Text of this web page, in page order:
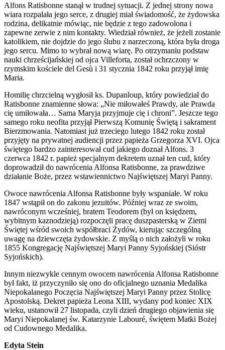
Alfons Ratisbonne stanął w trudnej sytuacji. Z jednej strony nowa
wiara rozpalała jego serce, z drugiej miał świadomość, że żydowska
rodzina, delikatnie mówiąc, nie będzie z tego zadowolona i
zapewne zerwie z nim kontakty. Wiedział również, że jeżeli zostanie
katolikiem, nie dojdzie do jego ślubu z narzeczoną, która była droga
jego sercu. Mimo to wybrał nową wiarę. Po otrzymaniu podstaw
nauki chrześcijańskiej od ojca Villeforta, został ochrzczony w
rzymskim kościele del Gesù i 31 stycznia 1842 roku przyjął imię
Maria.
Homilię chrzcielną wygłosił ks. Dupanloup, który powiedział do
Ratisbonne znamienne słowa: „Nie miłowałeś Prawdy, ale Prawda
cię umiłowała… Sama Maryja przyjmuje cię i chroni”. Jeszcze tego
samego roku neofita przyjął Pierwszą Komunię Świętą i sakrament
Bierzmowania. Natomiast już trzeciego lutego 1842 roku został
przyjęty na prywatnej audiencji przez papieża Grzegorza XVI. Ojca
świętego bardzo zainteresował cud jakiego doznał Alfons. 3
czerwca 1842 r. papież specjalnym dekretem uznał ten cud, który
doprowadził do nawrócenia Alfonsa Ratisbonne, za prawdziwe
działanie Boże, przez wstawiennictwo Najświętszej Maryi Panny.
Owoce nawrócenia Alfonsa Ratisbonne były wspaniałe. W roku
1847 wstąpił on do zakonu jezuitów. Później wraz ze swoim,
nawróconym wcześniej, bratem Teodorem (był on księdzem,
wybitnym kaznodzieją) rozpoczęli pracę duszpasterską w Ziemi
Świętej wśród swoich współbraci Żydów, kierując szczególną
uwagę na dziewczęta żydowskie. Z myślą o nich założyli w roku
1855 Kongregację Najświętszej Maryi Panny Syjońskiej (Sióstr
Syjońskich).
Innym niezwykle cennym owocem nawrócenia Alfonsa Ratisbonne
był fakt, iż przyczyniło się ono do oficjalnego uznania Medalika
Niepokalanego Poczęcia Najświętszej Maryi Panny przez Stolicę
Apostolską. Dekret papieża Leona XIII, wydany pod koniec XIX
wieku, ustanowił 27 listopada, czyli dzień drugiego objawienia się
Maryi Niepokalanej św. Katarzynie Labouré, świętem Matki Bożej
od Cudownego Medalika.
Edyta Stein